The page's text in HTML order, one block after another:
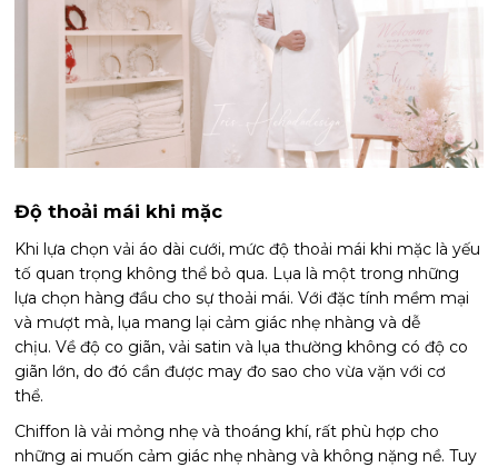
Độ thoải mái khi mặc
Khi lựa chọn vải áo dài cưới, mức độ thoải mái khi mặc là yếu
tố quan trọng không thể bỏ qua. Lụa là một trong những
lựa chọn hàng đầu cho sự thoải mái. Với đặc tính mềm mại
và mượt mà, lụa mang lại cảm giác nhẹ nhàng và dễ
chịu. Về độ co giãn, vải satin và lụa thường không có độ co
giãn lớn, do đó cần được may đo sao cho vừa vặn với cơ
thể.
Chiffon là vải mỏng nhẹ và thoáng khí, rất phù hợp cho
những ai muốn cảm giác nhẹ nhàng và không nặng nề. Tuy